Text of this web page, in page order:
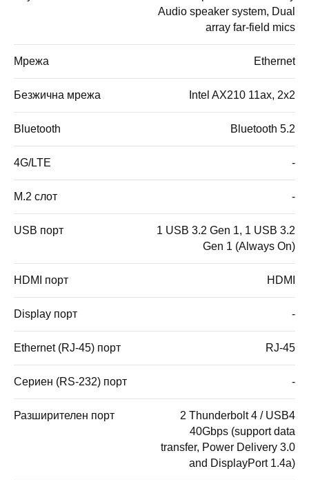
Audio speaker system, Dual
array far-field mics
Мрежа Ethernet
Безжична мрежа Intel AX210 11ax, 2x2
Bluetooth Bluetooth 5.2
4G/LTE -
M.2 слот -
USB порт
1 USB 3.2 Gen 1, 1 USB 3.2
Gen 1 (Always On)
HDMI порт HDMI
Display порт -
Ethernet (RJ-45) порт RJ-45
Сериен (RS-232) порт -
Разширителен порт
2 Thunderbolt 4 / USB4
40Gbps (support data
transfer, Power Delivery 3.0
and DisplayPort 1.4a)